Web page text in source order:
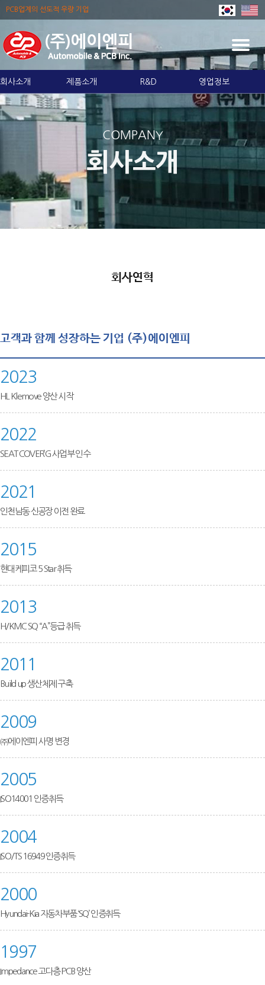
PCB업계의 선도적 우량 기업
T
O
G
L
E
N
V
O
회사소개 제품소개 R&D 영업정보
COMPANY
회사소개
회사연혁
고객과 함께 성장하는 기업 (주)에이엔피
2023
HL Klemove 양산 시작
2022
SEAT COVER’G 사업부 인수
2021
인천남동 신공장 이전 완료
2015
현대케피코 5 Star 취득
2013
H/KMC SQ “A”등급 취득
2011
Build up 생산체제 구축
2009
㈜에이엔피 사명 변경
2005
ISO14001 인증취득
2004
ISO/TS 16949 인증취득
2000
Hyundai-Kia 자동차부품 ‘SQ’ 인증취득
1997
Impedance 고다층 PCB 양산